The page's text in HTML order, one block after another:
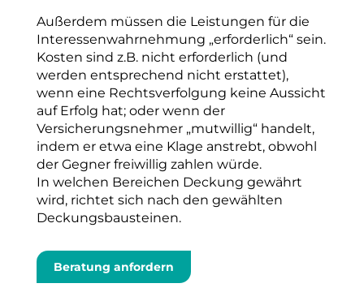
Außerdem müssen die Leistungen für die
Interessenwahrnehmung „erforderlich“ sein.
Kosten sind z.B. nicht erforderlich (und
werden entsprechend nicht erstattet),
wenn eine Rechtsverfolgung keine Aussicht
auf Erfolg hat; oder wenn der
Versicherungsnehmer „mutwillig“ handelt,
indem er etwa eine Klage anstrebt, obwohl
der Gegner freiwillig zahlen würde.
In welchen Bereichen Deckung gewährt
wird, richtet sich nach den gewählten
Deckungsbausteinen.
Beratung anfordern